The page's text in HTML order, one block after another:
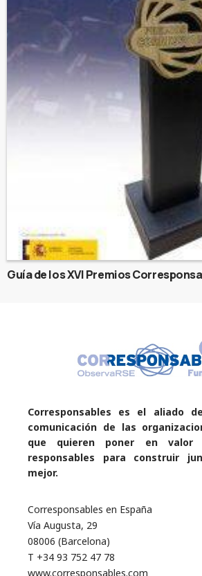
Guía de los XVI Premios
Corresponsables es el aliado
comunicación de las
que quieren poner en valor
responsables para construir
mejor.
Corresponsables en España
Vía Augusta, 29
08006 (Barcelona)
T +34 93 752 47 78
www.corresponsables.com